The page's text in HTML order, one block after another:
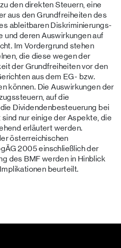
den direkten Steuern, eine
aus den Grundfreiheiten des
ableitbaren Diskriminierungs-
und deren Auswirkungen auf
Im Vordergrund stehen
die diese wegen der
der Grundfreiheiten vor den
aus dem EG- bzw.
können. Die Auswirkungen der
auf die
Dividendenbesteuerung bei
nur einige der Aspekte, die
erläutert werden.
österreichischen
2005 einschließlich der
des BMF werden in Hinblick
beurteilt.